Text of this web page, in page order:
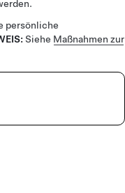
persönliche
Siehe Maßnahmen zur